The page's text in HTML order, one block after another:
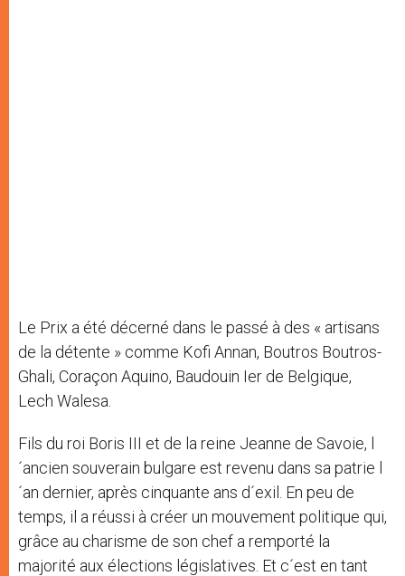
Le Prix a été décerné dans le passé à des « artisans
de la détente » comme Kofi Annan, Boutros Boutros-
Ghali, Coraçon Aquino, Baudouin Ier de Belgique,
Lech Walesa.
Fils du roi Boris III et de la reine Jeanne de Savoie, l
´ancien souverain bulgare est revenu dans sa patrie l
´an dernier, après cinquante ans d´exil. En peu de
temps, il a réussi à créer un mouvement politique qui,
grâce au charisme de son chef a remporté la
majorité aux élections législatives. Et c´est en tant